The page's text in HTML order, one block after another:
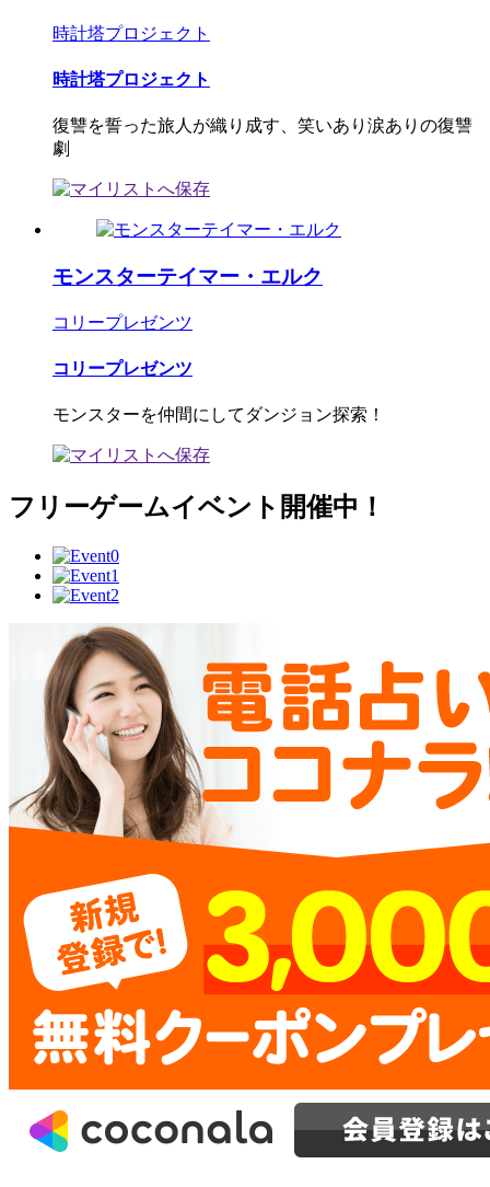
時計塔プロジェクト
時計塔プロジェクト
復讐を誓った旅人が織り成す、笑いあり涙ありの復讐
劇
モンスターテイマー・エルク
コリープレゼンツ
コリープレゼンツ
モンスターを仲間にしてダンジョン探索！
フリーゲームイベント開催中！